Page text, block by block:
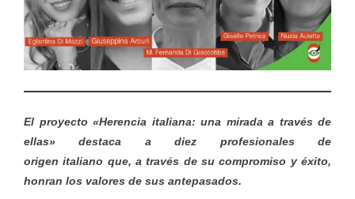
El proyecto «Herencia italiana: una mirada a través de
ellas» destaca a diez profesionales de
origen italiano que, a través de su compromiso y éxito,
honran los valores de sus antepasados.